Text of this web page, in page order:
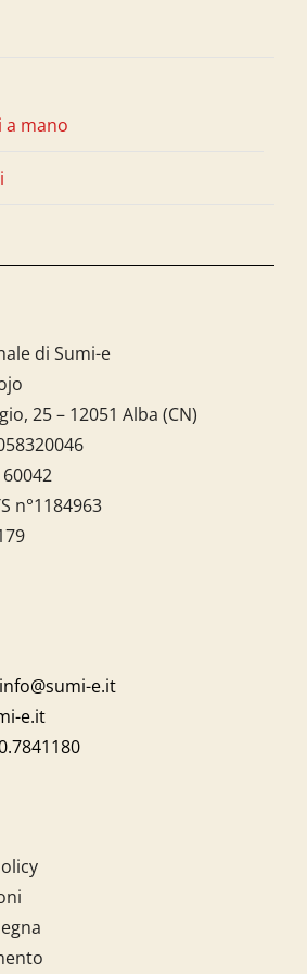
a mano
di Sumi-e
25 – 12051 Alba (CN)
n°1184963
info@sumi-e.it
e.it